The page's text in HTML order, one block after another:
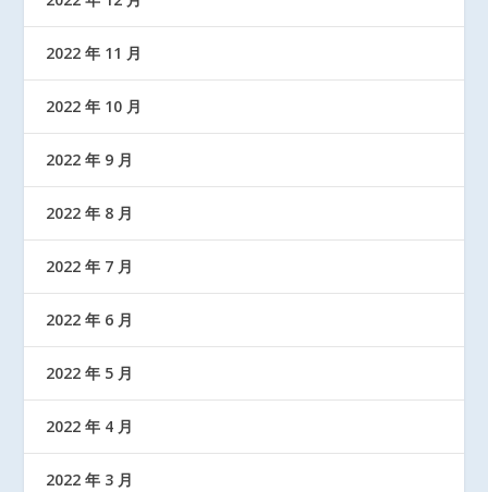
2022 年 11 月
2022 年 10 月
2022 年 9 月
2022 年 8 月
2022 年 7 月
2022 年 6 月
2022 年 5 月
2022 年 4 月
2022 年 3 月